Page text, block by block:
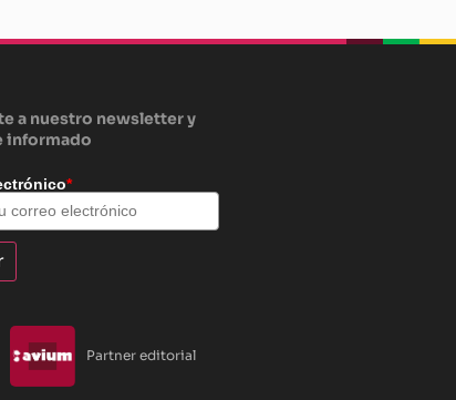
a nuestro newsletter y
informado
*
Partner editorial